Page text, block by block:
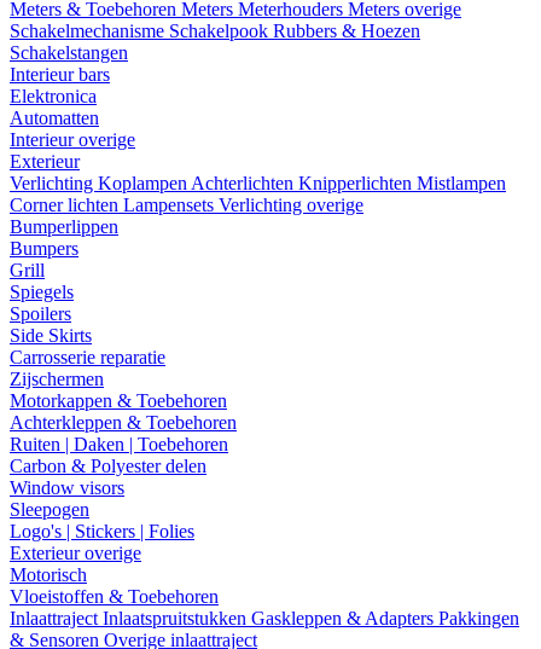
Meters & Toebehoren Meters Meterhouders Meters overige
Schakelmechanisme Schakelpook Rubbers & Hoezen
Schakelstangen
Interieur bars
Elektronica
Automatten
Interieur overige
Exterieur
Verlichting Koplampen Achterlichten Knipperlichten Mistlampen
Corner lichten Lampensets Verlichting overige
Bumperlippen
Bumpers
Grill
Spiegels
Spoilers
Side Skirts
Carrosserie reparatie
Zijschermen
Motorkappen & Toebehoren
Achterkleppen & Toebehoren
Ruiten | Daken | Toebehoren
Carbon & Polyester delen
Window visors
Sleepogen
Logo's | Stickers | Folies
Exterieur overige
Motorisch
Vloeistoffen & Toebehoren
Inlaattraject Inlaatspruitstukken Gaskleppen & Adapters Pakkingen
& Sensoren Overige inlaattraject